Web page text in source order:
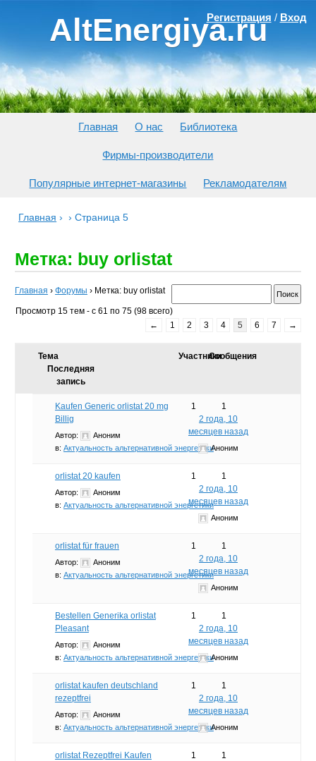
AltEnergiya.ru
Регистрация / Вход
Главная О нас Библиотека
Фирмы-производители
Популярные интернет-магазины Рекламодателям
Главная › › Страница 5
Метка: buy orlistat
Главная › Форумы › Метка: buy orlistat
Просмотр 15 тем - с 61 по 75 (98 всего)
←
1 2 3 4 5 6 7 →
Тема УчастникиСообщения
Последняя
запись
Kaufen Generic orlistat 20 mg
Billig
Автор:
Аноним
в: Актуальность альтернативной энергетики
1
1
2 года, 10
месяцев назад
Аноним
orlistat 20 kaufen
Автор:
Аноним
в: Актуальность альтернативной энергетики
1
1
2 года, 10
месяцев назад
Аноним
orlistat für frauen
Автор:
Аноним
в: Актуальность альтернативной энергетики
1
1
2 года, 10
месяцев назад
Аноним
Bestellen Generika orlistat
Pleasant
Автор:
Аноним
в: Актуальность альтернативной энергетики
1
1
2 года, 10
месяцев назад
Аноним
orlistat kaufen deutschland
rezeptfrei
Автор:
Аноним
в: Актуальность альтернативной энергетики
1
1
2 года, 10
месяцев назад
Аноним
orlistat Rezeptfrei Kaufen
1
1